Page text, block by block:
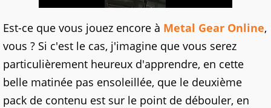
Est-ce que vous jouez encore à Metal Gear Online,
vous ? Si c'est le cas, j'imagine que vous serez
particulièrement heureux d'apprendre, en cette
belle matinée pas ensoleillée, que le deuxième
pack de contenu est sur le point de débouler, en